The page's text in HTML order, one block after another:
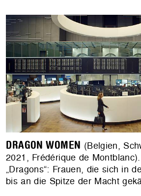
DRAGON WOMEN (Belgien,
2021, Frédérique de
„Dragons“: Frauen, die sich in
bis an die Spitze der Macht